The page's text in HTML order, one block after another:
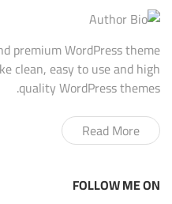
premium WordPress theme
clean, easy to use and high
quality WordPress themes.
Read More
FOLLOW ME ON